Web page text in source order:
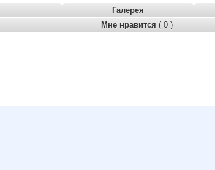
Галерея
Мне нравится ( 0 )